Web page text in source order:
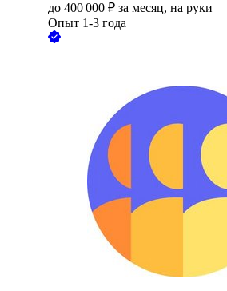
до 400 000 ₽ за месяц, на руки
Опыт 1-3 года